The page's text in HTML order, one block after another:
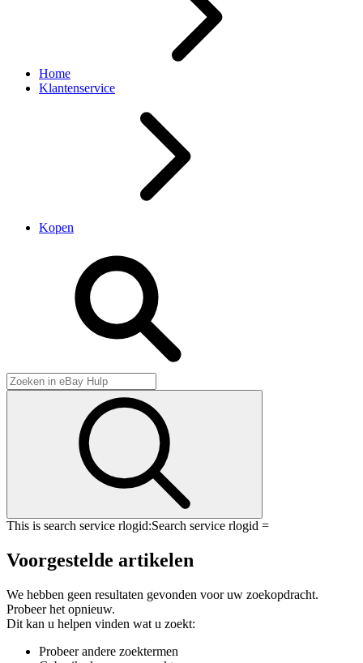
Home
Klantenservice
Kopen
This is search service rlogid:Search service rlogid =
Voorgestelde artikelen
We hebben geen resultaten gevonden voor uw zoekopdracht.
Probeer het opnieuw.
Dit kan u helpen vinden wat u zoekt:
Probeer andere zoektermen